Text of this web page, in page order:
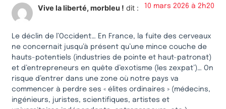
Vive la liberté, morbleu ! dit : 10 mars 2026 à 2h20
Le déclin de l’Occident… En France, la fuite des cerveaux
ne concernait jusqu’à présent qu’une mince couche de
hauts-potentiels (industries de pointe et haut-patronat)
et d’entrepreneurs en quête d’exotisme (les zexpat’)… On
risque d’entrer dans une zone où notre pays va
commencer à perdre ses « élites ordinaires » (médecins,
ingénieurs, juristes, scientifiques, artistes et